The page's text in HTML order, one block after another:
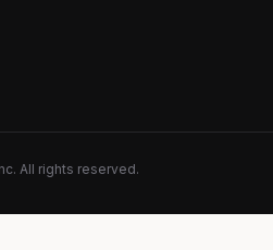
All rights reserved.